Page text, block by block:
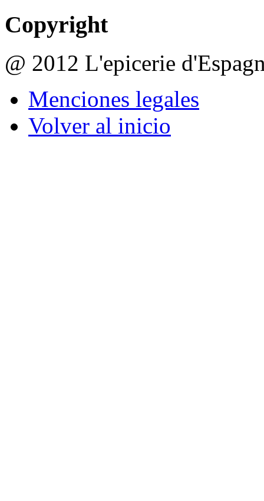
Copyright
@ 2012 L'epicerie
Menciones legales
Volver al inicio